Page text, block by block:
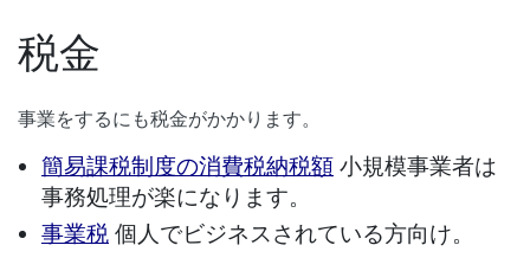
税金
事業をするにも税金がかかります。
簡易課税制度の消費税納税額 小規模事業者は
事務処理が楽になります。
事業税 個人でビジネスされている方向け。